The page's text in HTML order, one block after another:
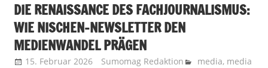
DIE RENAISSANCE DES FACHJOURNALISMUS:
WIE NISCHEN-NEWSLETTER DEN
MEDIENWANDEL PRÄGEN
15. Februar 2026 Sumomag Redaktion media, media